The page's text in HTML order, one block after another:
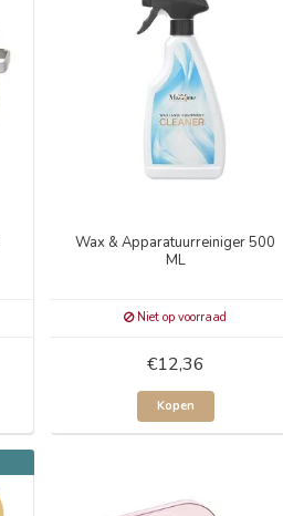
Wax & Apparatuurreiniger 500
ML
Niet op voorraad
€12,36
Kopen